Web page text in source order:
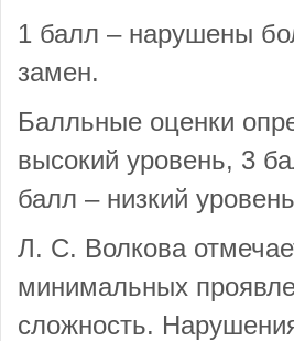
1 балл – нарушены
замен.
Балльные оценки
высокий уровень, 3
балл – низкий
Л. С. Волкова
минимальных
сложность.